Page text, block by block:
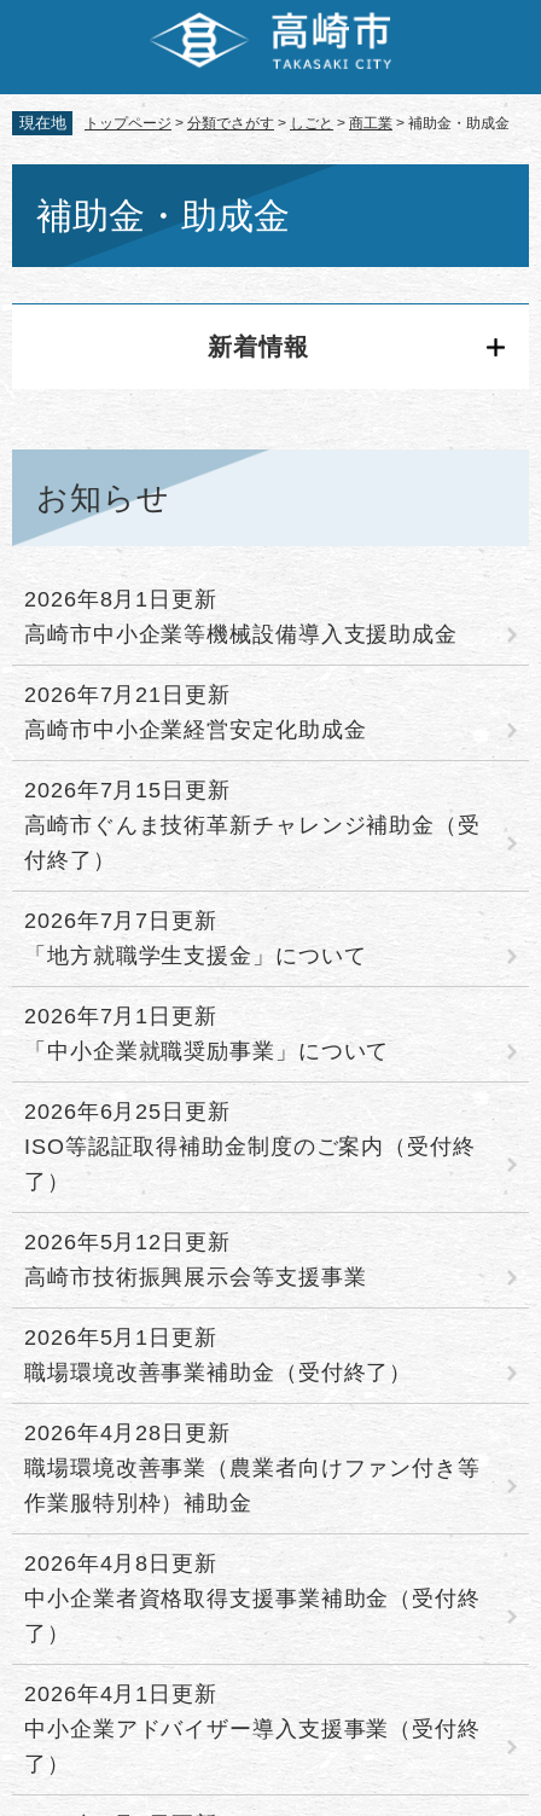
先
頭
で
を
飛
ば
文
現在地 トップページ > 分類でさがす > しごと > 商工業 > 補助金・助成金
補助金・助成金
新着情報
お知らせ
2026年8月1日更新
高崎市中小企業等機械設備導入支援助成金
2026年7月21日更新
高崎市中小企業経営安定化助成金
2026年7月15日更新
高崎市ぐんま技術革新チャレンジ補助金（受
付終了）
2026年7月7日更新
「地方就職学生支援金」について
2026年7月1日更新
「中小企業就職奨励事業」について
2026年6月25日更新
ISO等認証取得補助金制度のご案内（受付終
了）
2026年5月12日更新
高崎市技術振興展示会等支援事業
2026年5月1日更新
職場環境改善事業補助金（受付終了）
2026年4月28日更新
職場環境改善事業（農業者向けファン付き等
作業服特別枠）補助金
2026年4月8日更新
中小企業者資格取得支援事業補助金（受付終
了）
2026年4月1日更新
中小企業アドバイザー導入支援事業（受付終
了）